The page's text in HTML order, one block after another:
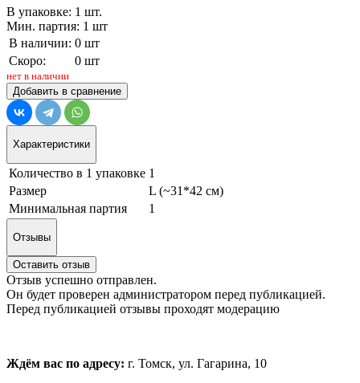
В упаковке: 1 шт.
Мин. партия: 1 шт
В наличии: 0 шт
Скоро:
0 шт
нет в наличии
Добавить в сравнение
Характеристики
Количество в 1 упаковке 1
Размер
L (~31*42 см)
Минимальная партия
1
Отзывы
Оставить отзыв
Отзыв успешно отправлен.
Он будет проверен администратором перед публикацией.
Перед публикацией отзывы проходят модерацию
Ждём вас по адресу: г. Томск, ул. Гагарина, 10